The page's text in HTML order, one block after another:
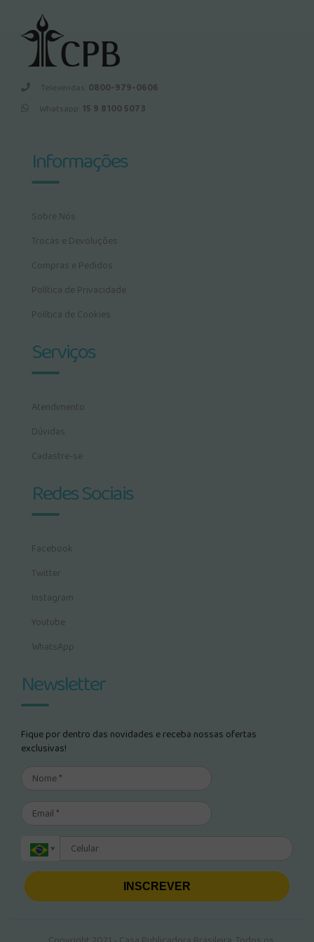
Televendas: 0800-979-0606
Whatsapp: 15 9 8100 5073
Informações
Sobre Nós
Trocas e Devoluções
Compras e Pedidos
Política de Privacidade
Política de Cookies
Serviços
Atendimento
Dúvidas
Cadastre-se
Redes Sociais
Facebook
Twitter
Instagram
Youtube
WhatsApp
Newsletter
Fique por dentro das novidades e receba nossas ofertas
exclusivas!
INSCREVER